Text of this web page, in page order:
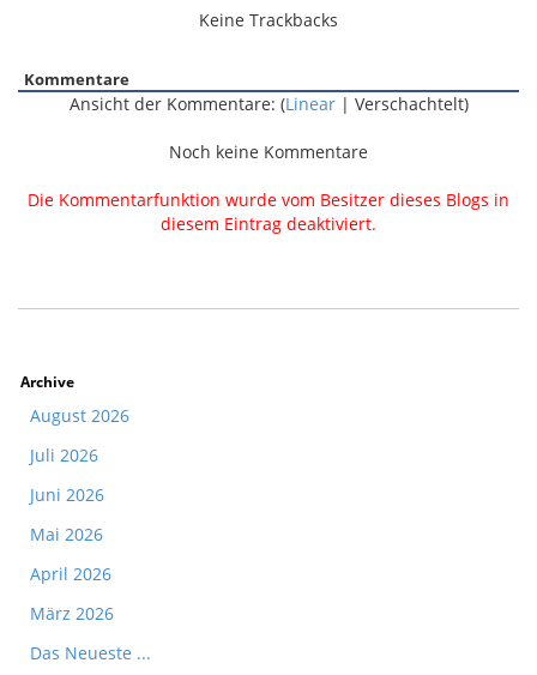
Keine Trackbacks
Kommentare
Ansicht der Kommentare: (Linear| Verschachtelt)
Noch keine Kommentare
Die Kommentarfunktion wurde vom Besitzer dieses Blogs in
diesem Eintrag deaktiviert.
Archive
August 2026
Juli 2026
Juni 2026
Mai 2026
April 2026
März 2026
Das Neueste ...